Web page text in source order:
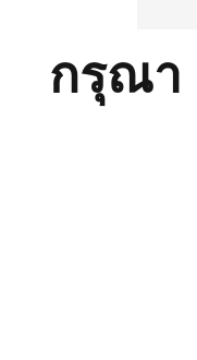
กรุณา